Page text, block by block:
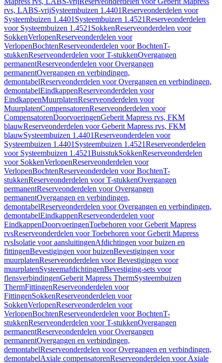
rvs, LABS-vrijSysteembuizen 1.4401Reserveonderdelen voor
Systeembuizen 1.4401 Systeembuizen 1.4521Reserveonderdelen
voor Systeembuizen 1.4521 SokkenReserveonderdelen voor
SokkenVerlopenReserveonderdelen voor
VerlopenBochtenReserveonderdelen voor BochtenT-
stukkenReserveonderdelen voor T-stukkenOvergangen
permanentReserveonderdelen voor Overgangen
permanentOvergangen en verbindingen,
demontabelReserveonderdelen voor Overgangen en verbindingen,
demontabelEindkappenReserveonderdelen voor
EindkappenMuurplatenReserveonderdelen voor
MuurplatenCompensatorenReserveonderdelen voor
CompensatorenDoorvoeringenGeberit Mapress rvs, FKM
blauwReserveonderdelen voor Geberit Mapress rvs, FKM
blauwSysteembuizen 1.4401Reserveonderdelen voor
Systeembuizen 1.4401 Systeembuizen 1.4521Reserveonderdelen
voor Systeembuizen 1.4521BuisstukSokkenReserveonderdelen
voor SokkenVerlopenReserveonderdelen voor
VerlopenBochtenReserveonderdelen voor BochtenT-
stukkenReserveonderdelen voor T-stukkenOvergangen
permanentReserveonderdelen voor Overgangen
permanentOvergangen en verbindingen,
demontabelReserveonderdelen voor Overgangen en verbindingen,
demontabelEindkappenReserveonderdelen voor
EindkappenDoorvoeringenToebehoren voor Geberit Mapress
rvsReserveonderdelen voor Toebehoren voor Geberit Mapress
rvsIsolatie voor aansluitingenAfdichtingen voor buizen en
fittingenBevestigingen voor buizenBevestigingen voor
muurplatenReserveonderdelen voor Bevestigingen voor
muurplatenSysteemafdichtingenBevestiging-sets voor
flensverbindingenGeberit Mapress ThermSysteembuizen
ThermFittingenReserveonderdelen voor
FittingenSokkenReserveonderdelen voor
SokkenVerlopenReserveonderdelen voor
VerlopenBochtenReserveonderdelen voor BochtenT-
stukkenReserveonderdelen voor T-stukkenOvergangen
permanentReserveonderdelen voor Overgangen
permanentOvergangen en verbindingen,
demontabelReserveonderdelen voor Overgangen en verbindingen,
demontabelAxiale compensatorenReserveonderdelen voor Axiale